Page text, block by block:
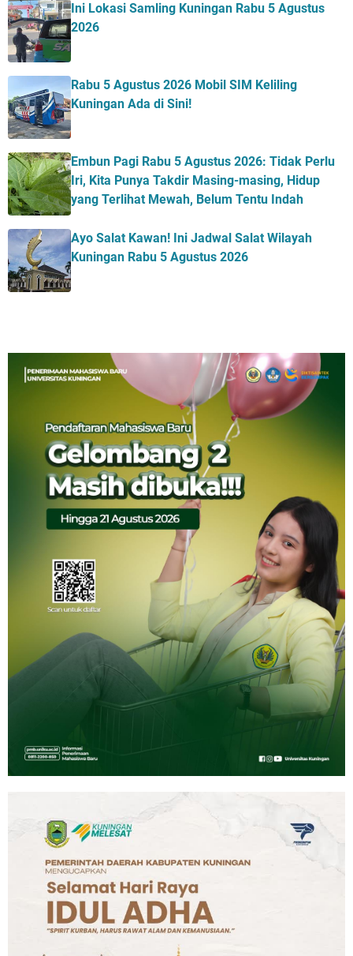
Ini Lokasi Samling Kuningan Rabu 5 Agustus
2026
Rabu 5 Agustus 2026 Mobil SIM Keliling
Kuningan Ada di Sini!
Embun Pagi Rabu 5 Agustus 2026: Tidak Perlu
Iri, Kita Punya Takdir Masing-masing, Hidup
yang Terlihat Mewah, Belum Tentu Indah
Ayo Salat Kawan! Ini Jadwal Salat Wilayah
Kuningan Rabu 5 Agustus 2026